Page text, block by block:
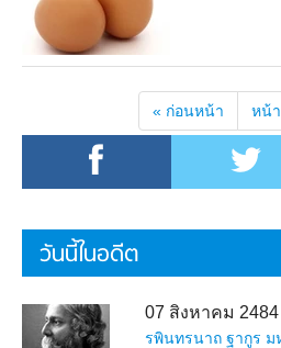
« ก่อนหน้า หน้
วันนี้ในอดีต
07 สิงหาคม 2484
รพินทรนาถ ฐากูร ม